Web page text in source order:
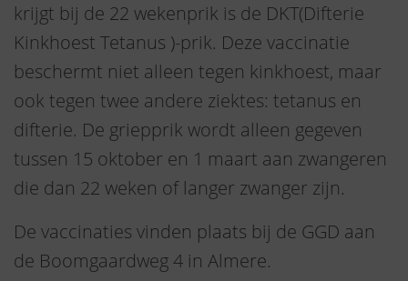
krijgt bij de 22 wekenprik is de DKT(Difterie
Kinkhoest Tetanus )-prik. Deze vaccinatie
beschermt niet alleen tegen kinkhoest, maar
ook tegen twee andere ziektes: tetanus en
difterie. De griepprik wordt alleen gegeven
tussen 15 oktober en 1 maart aan zwangeren
die dan 22 weken of langer zwanger zijn.
De vaccinaties vinden plaats bij de GGD aan
de Boomgaardweg 4 in Almere.